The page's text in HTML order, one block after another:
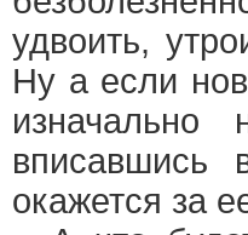
удвоить,
Ну а если
вписавшись
окажется за